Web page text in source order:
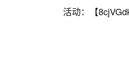
活动：【